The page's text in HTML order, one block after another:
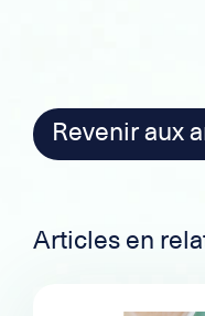
Revenir aux
Articles en